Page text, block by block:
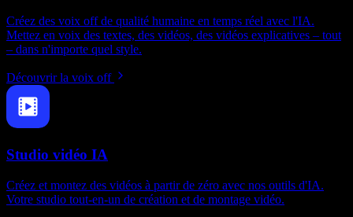
Créez des voix off de qualité humaine en temps réel avec l'IA.
Mettez en voix des textes, des vidéos, des vidéos explicatives – tout
– dans n'importe quel style.
Découvrir la voix off
Studio vidéo IA
Créez et montez des vidéos à partir de zéro avec nos outils d'IA.
Votre studio tout-en-un de création et de montage vidéo.